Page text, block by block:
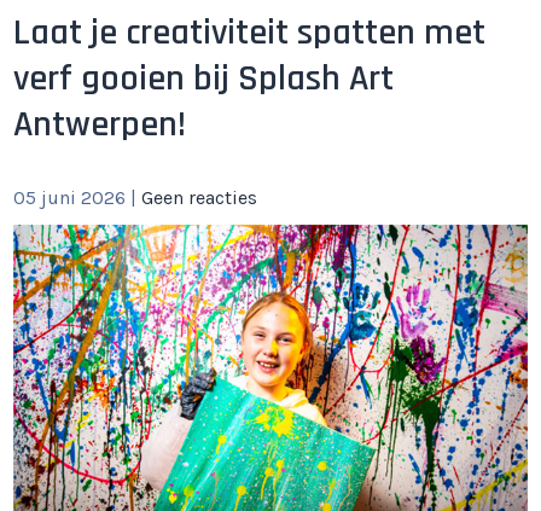
Laat je creativiteit spatten met
verf gooien bij Splash Art
Antwerpen!
05 juni 2026 |Geen reacties